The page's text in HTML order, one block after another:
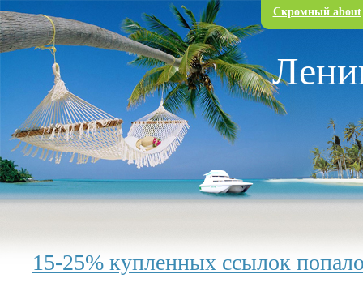
Перейти к основному содержанию Скромный about
15-25% купленных ссылок